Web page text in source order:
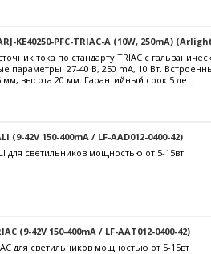
KE40250-PFC-TRIAC-A (10W, 250mA)
тока по стандарту TRIAC с
параметры: 27-40 В, 250 mА, 10 Вт.
высота 20 мм. Гарантийный срок 5 лет.
(9-42V 150-400mA / LF-AAD012-0400-42)
для светильников мощностью от 5-15вт
(9-42V 150-400mA / LF-AAT012-0400-42)
для светильников мощностью от 5-15вт